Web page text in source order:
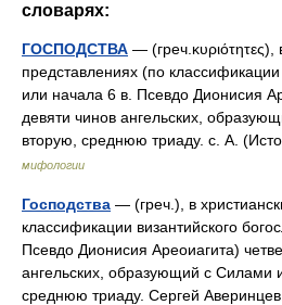
словарях:
ГОСПОДСТВА — (греч.κυριότητες),
представлениях (по классификации
или начала 6 в. Псевдо Дионисия
девяти чинов ангельских,
вторую, среднюю триаду. с. А.
мифологии
Господства — (греч.), в
классификации византийского
Псевдо Дионисия Ареоиагита)
ангельских, образующий с Силами
среднюю триаду. Сергей